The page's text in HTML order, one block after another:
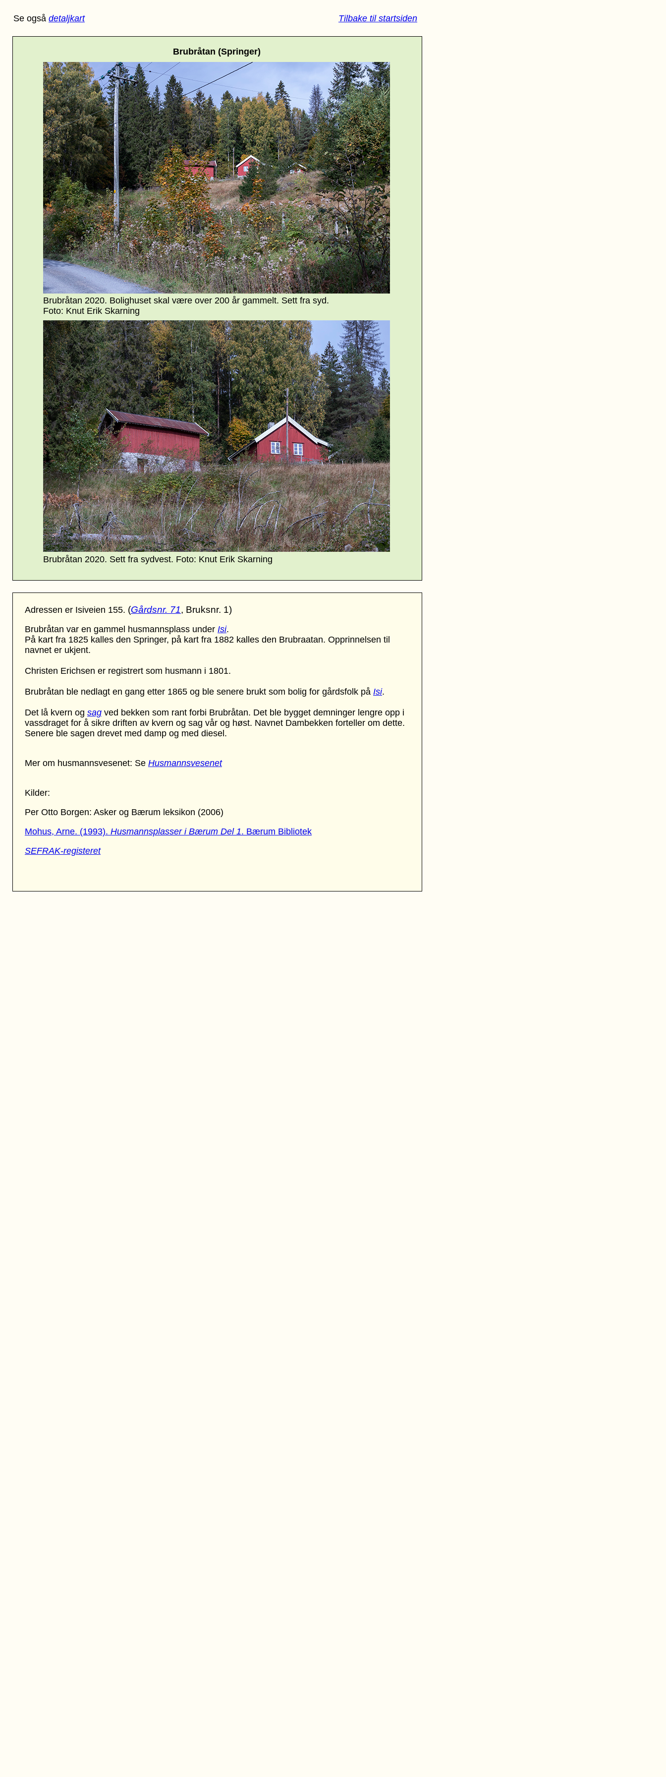
Tilbake til startsiden
Adressen er Isiveien 155. (Gårdsnr. 71, Bruksnr. 1)
Brubråtan var en gammel husmannsplass under Isi.
På kart fra 1825 kalles den Springer, på kart fra 1882 kalles den Brubraatan. Opprinnelsen til
navnet er ukjent.
Christen Erichsen er registrert som husmann i 1801.
Brubråtan ble nedlagt en gang etter 1865 og ble senere brukt som bolig for gårdsfolk på Isi.
Det lå kvern og sag ved bekken som rant forbi Brubråtan. Det ble bygget demninger lengre opp i
vassdraget for å sikre driften av kvern og sag vår og høst. Navnet Dambekken forteller om dette.
Senere ble sagen drevet med damp og med diesel.
Mer om husmannsvesenet: Se Husmannsvesenet
Kilder:
Per Otto Borgen: Asker og Bærum leksikon (2006)
Mohus, Arne. (1993). Husmannsplasser i Bærum Del 1. Bærum Bibliotek
SEFRAK-registeret
Brubråtan 2020. Sett fra sydvest. Foto: Knut Erik Skarning
Se også detaljkart
Brubråtan 2020. Bolighuset skal være over 200 år gammelt. Sett fra syd.
Foto: Knut Erik Skarning
Brubråtan (Springer)